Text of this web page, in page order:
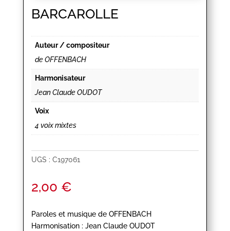
BARCAROLLE
Auteur / compositeur
de OFFENBACH
Harmonisateur
Jean Claude OUDOT
Voix
4 voix mixtes
UGS : C197061
2,00 €
Paroles et musique de OFFENBACH
Harmonisation : Jean Claude OUDOT